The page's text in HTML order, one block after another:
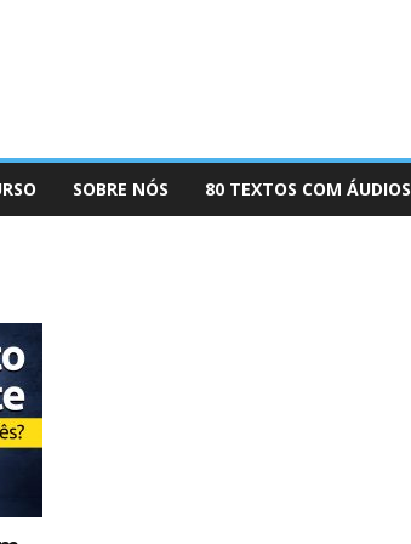
SOBRE NÓS 80 TEXTOS COM ÁUDIOS